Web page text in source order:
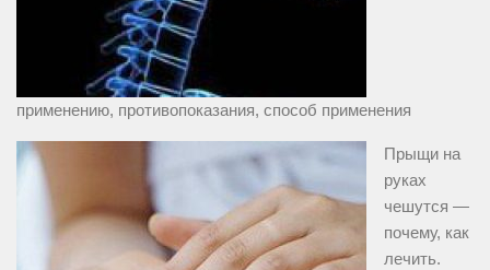
применению, противопоказания, способ применения
Прыщи на
руках
чешутся —
почему, как
лечить.